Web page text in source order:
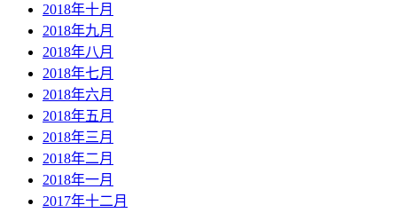
2018年十月
2018年九月
2018年八月
2018年七月
2018年六月
2018年五月
2018年三月
2018年二月
2018年一月
2017年十二月